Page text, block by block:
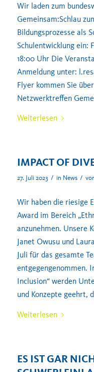
Wir laden zum
Gemeinsam:Schlau
Bildungsprozesse als
Schulentwicklung ein:
18:00 Uhr Die
Anmeldung unter:
Flyer kommen Sie
Netzwerktreffen
Weiterlesen
IMPACT OF
27. Juli 2023 / in News /
Wir haben die riesige
Award im Bereich
anzunehmen. Unsere
Janet Owusu und
Juli für das gesamte
entgegengenommen.
Inclusion“ werden
und Konzepte geehrt,
Weiterlesen
ES IST GAR